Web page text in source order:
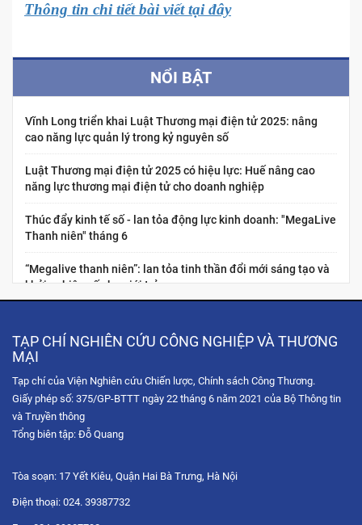
Thông tin chi tiết bài viết tại đây
NỔI BẬT
Vĩnh Long triển khai Luật Thương mại điện tử 2025: nâng
cao năng lực quản lý trong kỷ nguyên số
Luật Thương mại điện tử 2025 có hiệu lực: Huế nâng cao
năng lực thương mại điện tử cho doanh nghiệp
Thúc đẩy kinh tế số - lan tỏa động lực kinh doanh: "MegaLive
Thanh niên" tháng 6
“Megalive thanh niên”: lan tỏa tinh thần đổi mới sáng tạo và
khởi nghiệp số cho giới trẻ
“Chuẩn hóa năng lực nghề nghiệp cho nhà sáng tạo nội dung
thương...
Hội chợ Hùng Vương 2026: Trải nghiệm không gian mua sắm
số qua chuỗi Livestream tương tác
Tọa đàm trực tuyến: Chiến lược phát triển thị trường Hoa Kỳ
Diễn đàn Chuyển đổi số ngành Công Thương 2025: Công
nghệ hội tụ
TẠP CHÍ NGHIÊN CỨU CÔNG NGHIỆP VÀ THƯƠNG
MẠI
Tạp chí của Viện Nghiên cứu Chiến lược, Chính sách Công Thương.
Giấy phép số: 375/GP-BTTT ngày 22 tháng 6 năm 2021 của Bộ Thông tin
và Truyền thông
Tổng biên tập: Đỗ Quang
Tòa soạn: 17 Yết Kiêu, Quận Hai Bà Trưng, Hà Nội
Điện thoại: 024. 39387732